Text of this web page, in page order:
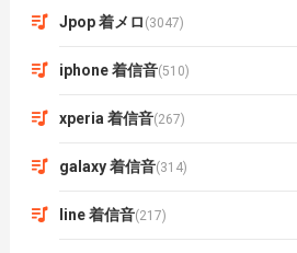
Jpop 着メロ (3047)
iphone 着信音(510)
xperia 着信音(267)
galaxy 着信音(314)
line 着信音(217)